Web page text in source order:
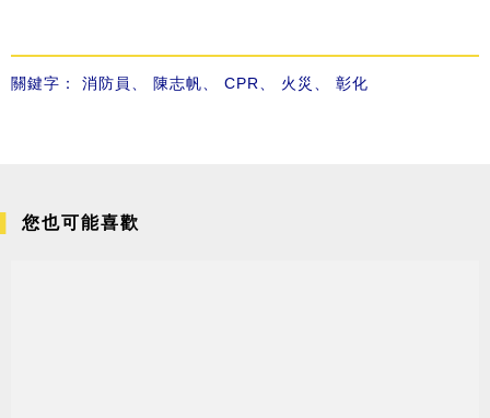
關鍵字： 消防員 陳志帆 CPR 火災 彰化
您也可能喜歡